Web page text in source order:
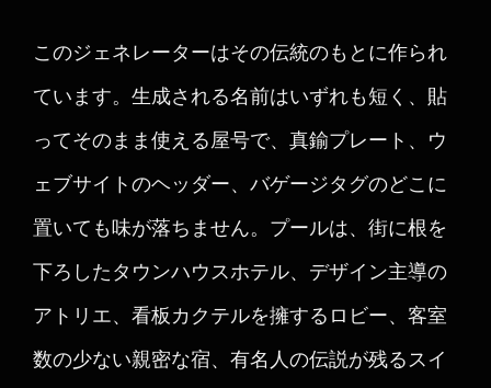
このジェネレーターはその伝統のもとに作られ
ています。生成される名前はいずれも短く、貼
ってそのまま使える屋号で、真鍮プレート、ウ
ェブサイトのヘッダー、バゲージタグのどこに
置いても味が落ちません。プールは、街に根を
下ろしたタウンハウスホテル、デザイン主導の
アトリエ、看板カクテルを擁するロビー、客室
数の少ない親密な宿、有名人の伝説が残るスイ